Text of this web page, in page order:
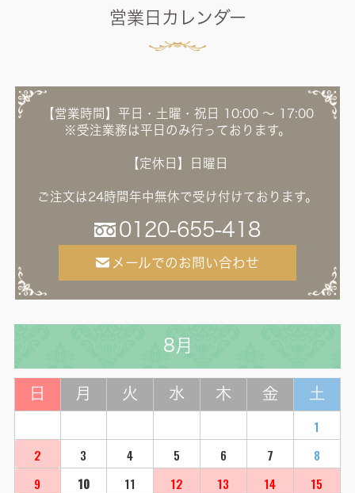
営業日カレンダー
【営業時間】平日・土曜・祝日 10:00 ～ 17:00
※受注業務は平日のみ行っております。
【定休日】日曜日
ご注文は24時間年中無休で受け付けております。
0120-655-418
メールでのお問い合わせ
8月
日 月 火 水 木 金 土
1
2
3 4 5 6 7
8
9
10 11 12 13 14
15